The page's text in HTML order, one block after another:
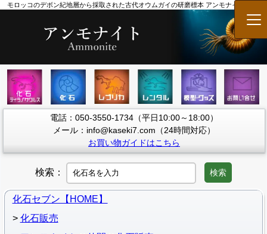
モロッコのデボン紀地層から採取された古代オウムガイの研磨標本 アンモナイト 販売
メ
電話：050-3550-1734（平日10:00～18:00）
メール：info@kaseki7.com（24時間対応）
お買い物ガイドはこちら
検索： 検索
化石セブン【HOME】
化石販売